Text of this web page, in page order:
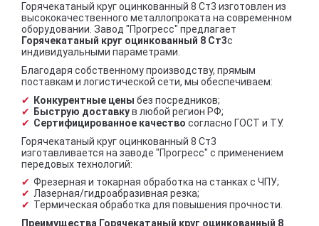
Горячекатаный круг оцинкованный 8 Ст3 изготовлен из
высококачественного металлопроката на современном
оборудовании. Завод "Прогресс" предлагает
Горячекатаный круг оцинкованный 8 Ст3с
индивидуальными параметрами.
Благодаря собственному производству, прямым
поставкам и логистической сети, мы обеспечиваем:
Конкурентные цены без посредников;
Быструю доставкув любой регион РФ;
Сертифицированное качество согласно ГОСТ и ТУ.
Горячекатаный круг оцинкованный 8 Ст3
изготавливается на заводе "Прогресс" с применением
передовых технологий:
Фрезерная и токарная обработка на станках с ЧПУ;
Лазерная/гидроабразивная резка;
Термическая обработка для повышения прочности.
Преимущества Горячекатаный круг оцинкованный 8